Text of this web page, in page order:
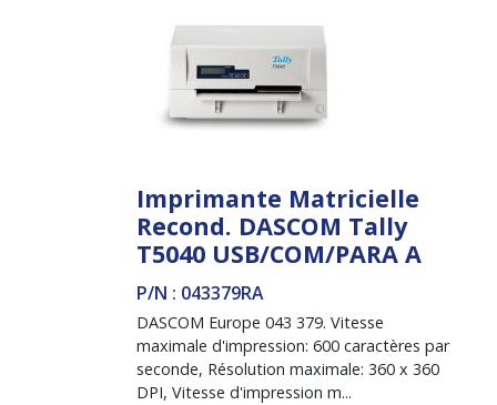
Imprimante Matricielle
Recond. DASCOM Tally
T5040 USB/COM/PARA A
P/N : 043379RA
DASCOM Europe 043 379. Vitesse
maximale d'impression: 600 caractères par
seconde, Résolution maximale: 360 x 360
DPI, Vitesse d'impression m...